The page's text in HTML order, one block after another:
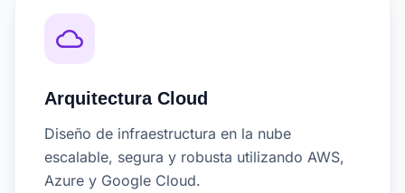
cloud_queue
Arquitectura Cloud
Diseño de infraestructura en la nube
escalable, segura y robusta utilizando AWS,
Azure y Google Cloud.